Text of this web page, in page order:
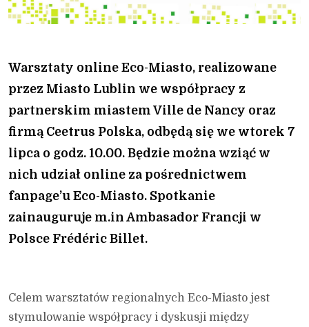
Warsztaty online Eco-Miasto, realizowane
przez Miasto Lublin we współpracy z
partnerskim miastem Ville de Nancy oraz
firmą Ceetrus Polska, odbędą się we wtorek 7
lipca o godz. 10.00. Będzie można wziąć w
nich udział online za pośrednictwem
fanpage’u Eco-Miasto. Spotkanie
zainauguruje m.in Ambasador Francji w
Polsce Frédéric Billet.
Celem warsztatów regionalnych Eco-Miasto jest
stymulowanie współpracy i dyskusji między